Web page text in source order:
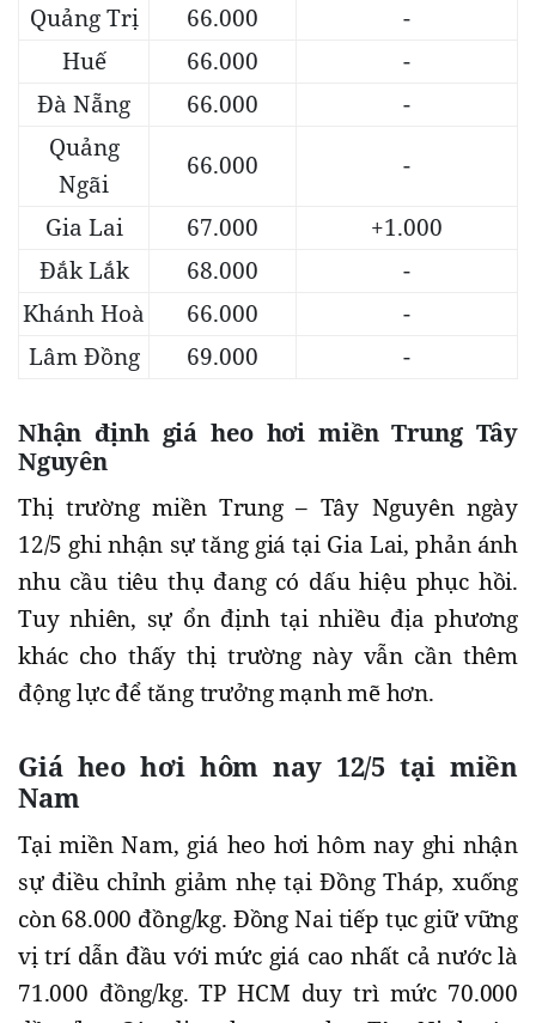
Quảng Trị 66.000
-
Huế
66.000
-
Đà Nẵng
66.000
-
Quảng
Ngãi
66.000
-
Gia Lai
67.000
+1.000
Đắk Lắk
68.000
-
Khánh Hoà
66.000
-
Lâm Đồng
69.000 -
Nhận định giá heo hơimiền Trung Tây
Nguyên
Thị trường miền Trung – Tây Nguyên ngày
12/5 ghi nhận sự tăng giá tại Gia Lai, phản ánh
nhu cầu tiêu thụ đang có dấu hiệu phục hồi.
Tuy nhiên, sự ổn định tại nhiều địa phương
khác cho thấy thị trường này vẫn cần thêm
động lực để tăng trưởng mạnh mẽ hơn.
Giá heo hơi hôm nay 12/5 tại miền
Nam
Tại miền Nam, giá heo hơi hôm nay ghi nhận
sự điều chỉnh giảm nhẹ tại Đồng Tháp, xuống
còn 68.000 đồng/kg. Đồng Nai tiếp tục giữ vững
vị trí dẫn đầu với mức giá cao nhất cả nước là
71.000 đồng/kg. TP HCM duy trì mức 70.000